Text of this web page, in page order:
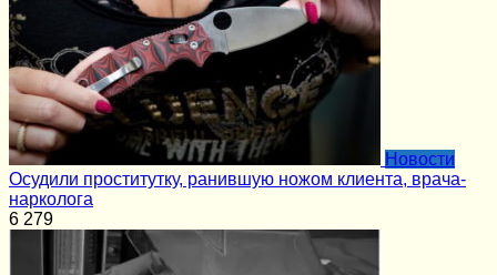
Новости
Осудили проститутку, ранившую ножом клиента, врача-
нарколога
6 279